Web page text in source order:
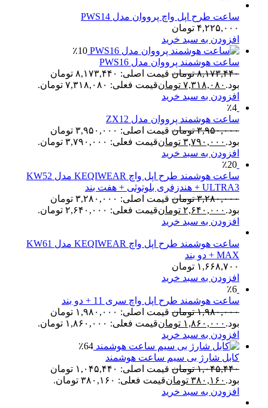
ساعت طرح اپل واچ پرووان مدل PWS14
۴,۲۲۵,۰۰۰ تومان
افزودن به سبد خرید
٪10
ساعت هوشمند پرووان مدل PWS16
۸,۱۷۳,۴۴۰ تومان
قیمت اصلی: ۸,۱۷۳,۴۴۰ تومان
بود. ۷,۳۱۸,۰۸۰ تومانقیمت فعلی: ۷,۳۱۸,۰۸۰ تومان.
افزودن به سبد خرید
٪4
ساعت هوشمند پرووان مدل ZX12
۳,۹۵۰,۰۰۰ تومان
قیمت اصلی: ۳,۹۵۰,۰۰۰ تومان
بود. ۳,۷۹۰,۰۰۰ تومانقیمت فعلی: ۳,۷۹۰,۰۰۰ تومان.
افزودن به سبد خرید
٪20
ساعت هوشمند طرح اپل واچ KEQIWEAR مدل KW52
ULTRA3 + هندزفری بلوتوثی + هفت بند
۳,۲۸۰,۰۰۰ تومان
قیمت اصلی: ۳,۲۸۰,۰۰۰ تومان
بود. ۲,۶۴۰,۰۰۰ تومانقیمت فعلی: ۲,۶۴۰,۰۰۰ تومان.
افزودن به سبد خرید
ساعت هوشمند طرح اپل واچ KEQIWEAR مدل KW61
MAX + دو بند
۱,۶۶۸,۷۰۰ تومان
افزودن به سبد خرید
٪6
ساعت هوشمند طرح اپل واچ سری 11 + دو بند
۱,۹۸۰,۰۰۰ تومان
قیمت اصلی: ۱,۹۸۰,۰۰۰ تومان
بود. ۱,۸۶۰,۰۰۰ تومانقیمت فعلی: ۱,۸۶۰,۰۰۰ تومان.
افزودن به سبد خرید
٪64
کابل شارژ بی سیم ساعت هوشمند
۱,۰۴۵,۴۴۰ تومان
قیمت اصلی: ۱,۰۴۵,۴۴۰ تومان
بود. ۳۸۰,۱۶۰ تومانقیمت فعلی: ۳۸۰,۱۶۰ تومان.
افزودن به سبد خرید